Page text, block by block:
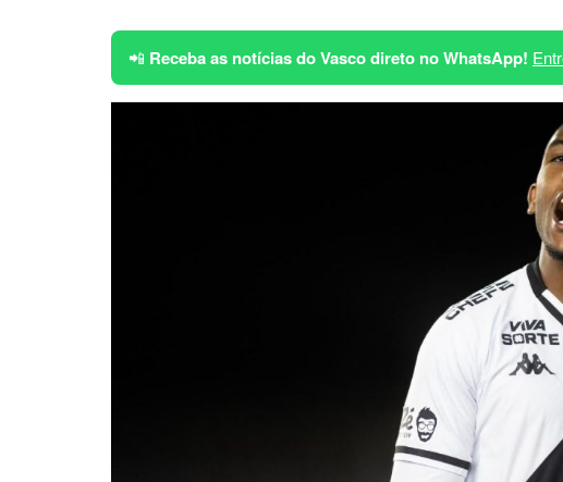
📲 Receba as notícias do Vasco direto no WhatsApp!